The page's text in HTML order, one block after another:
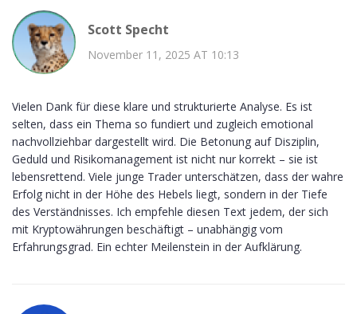
Scott Specht
November 11, 2025 AT 10:13
Vielen Dank für diese klare und strukturierte Analyse. Es ist
selten, dass ein Thema so fundiert und zugleich emotional
nachvollziehbar dargestellt wird. Die Betonung auf Disziplin,
Geduld und Risikomanagement ist nicht nur korrekt – sie ist
lebensrettend. Viele junge Trader unterschätzen, dass der wahre
Erfolg nicht in der Höhe des Hebels liegt, sondern in der Tiefe
des Verständnisses. Ich empfehle diesen Text jedem, der sich
mit Kryptowährungen beschäftigt – unabhängig vom
Erfahrungsgrad. Ein echter Meilenstein in der Aufklärung.